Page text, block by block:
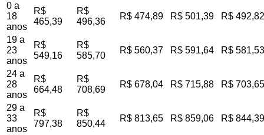
0 a
18
anos
R$
465,39
R$
496,36
R$ 474,89 R$ 501,39 R$ 492,82
19 a
23
anos
R$
549,16
R$
585,70
R$ 560,37 R$ 591,64 R$ 581,53
24 a
28
anos
R$
664,48
R$
708,69
R$ 678,04 R$ 715,88 R$ 703,65
29 a
33
anos
R$
797,38
R$
850,44
R$ 813,65 R$ 859,06 R$ 844,39